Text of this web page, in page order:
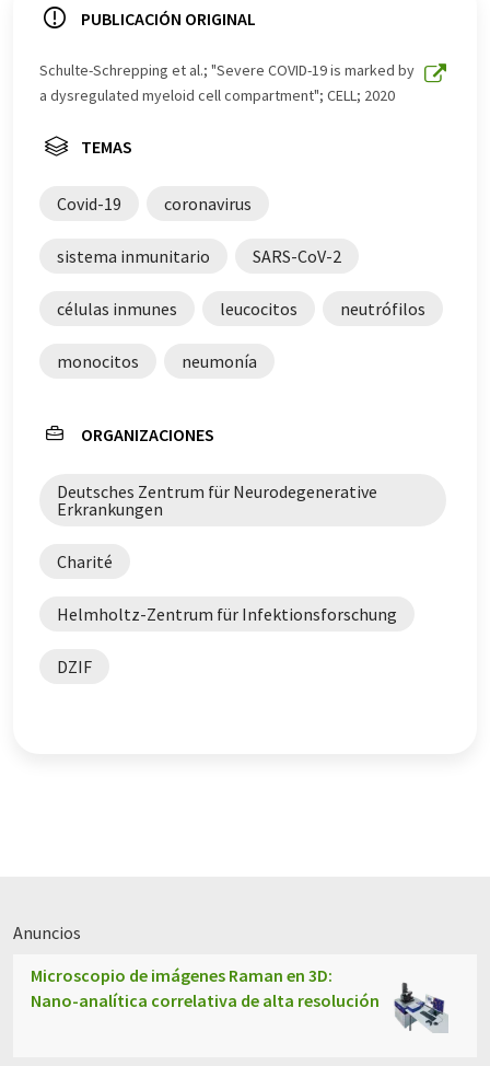
ofrece estas traducciones automáticas para presentar
este artículo ha sido traducido con traducción
automática, es posible que contenga errores de
Inglés se puede encontrar
PUBLICACIÓN ORIGINAL
Schulte-Schrepping et al.; "Severe COVID-19 is marked by
a dysregulated myeloid cell compartment"; CELL; 2020
TEMAS
Covid-19 coronavirus
sistema inmunitario SARS-CoV-2
células inmunes leucocitos neutrófilos
monocitos neumonía
ORGANIZACIONES
Deutsches Zentrum für Neurodegenerative
Erkrankungen
Charité
Helmholtz-Zentrum für Infektionsforschung
DZIF
Anuncios
Microscopio de imágenes Raman en 3D:
Nano-analítica correlativa de alta resolución